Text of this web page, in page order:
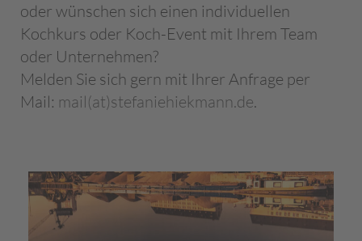
oder wünschen sich einen individuellen
Kochkurs oder Koch-Event mit Ihrem Team
oder Unternehmen?
Melden Sie sich gern mit Ihrer Anfrage per
Mail: mail(at)stefaniehiekmann.de.